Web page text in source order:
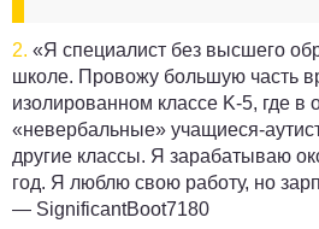
2. «Я специалист без высшего
школе. Провожу большую часть
изолированном классе K-5, где в
«невербальные» учащиеся-
другие классы. Я зарабатываю
год. Я люблю свою работу, но
— SignificantBoot7180